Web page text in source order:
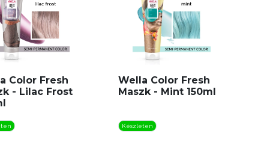
Color Fresh
- Lilac Frost
Wella Color Fresh
Maszk - Mint 150ml
Készleten